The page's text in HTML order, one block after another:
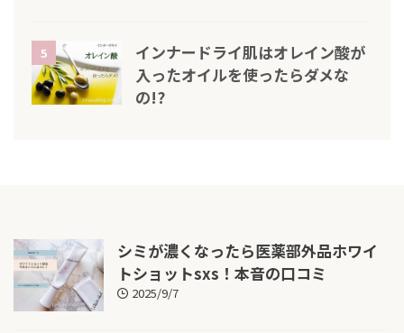
5
インナードライ肌はオレイン酸が
入ったオイルを使ったらダメな
の!?
シミが濃くなったら医薬部外品ホワイ
トショットsxs！本音の口コミ
2025/9/7